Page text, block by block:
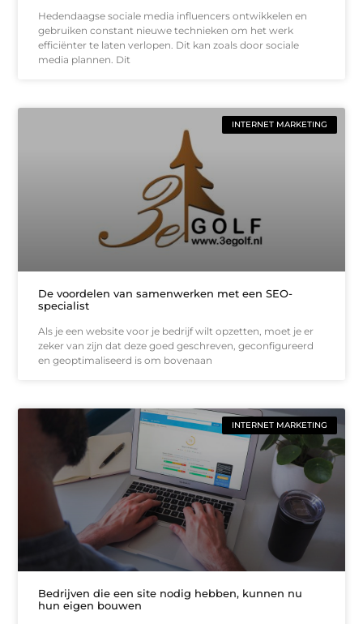
Hedendaagse sociale media influencers ontwikkelen en
gebruiken constant nieuwe technieken om het werk
efficiënter te laten verlopen. Dit kan zoals door sociale
media plannen. Dit
INTERNET MARKETING
De voordelen van samenwerken met een SEO-
specialist
Als je een website voor je bedrijf wilt opzetten, moet je er
zeker van zijn dat deze goed geschreven, geconfigureerd
en geoptimaliseerd is om bovenaan
INTERNET MARKETING
Bedrijven die een site nodig hebben, kunnen nu
hun eigen bouwen